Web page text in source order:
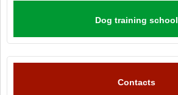
Dog training school
Contacts